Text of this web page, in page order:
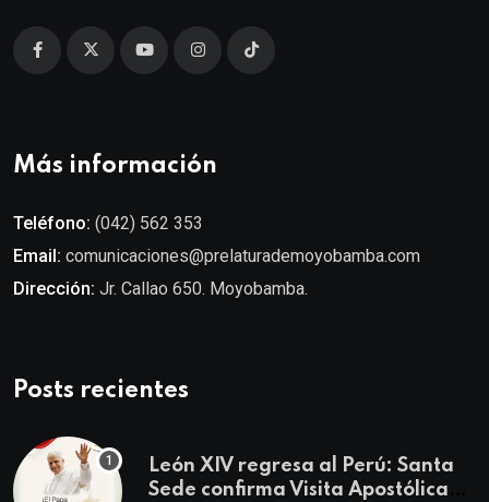
Más información
Teléfono: (042) 562 353
Email: comunicaciones@prelaturademoyobamba.com
Dirección: Jr. Callao 650. Moyobamba.
Posts recientes
León XIV regresa al Perú: Santa
Sede confirma Visita Apostólica